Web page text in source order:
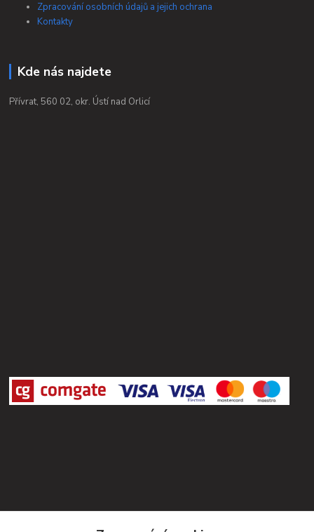
Zpracování osobních údajů a jejich ochrana
Kontakty
Kde nás najdete
Přívrat, 560 02, okr. Ústí nad Orlicí